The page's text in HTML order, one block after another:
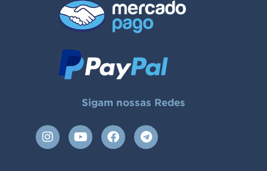
Sigam nossas Redes
I
n
Y
o
F
a
T
e